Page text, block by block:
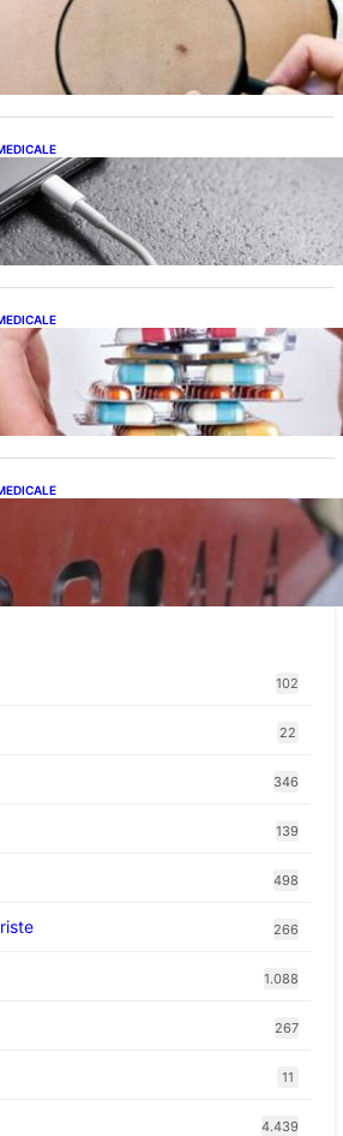
să Știm pentru a Ne Proteja
Telefonului Pe Timp de Noapte:
și Impact Asupra Bateriei
pentru Tulburări
Ce Înseamnă Suspendarea Colebil
pentru Pacienți
Educațională din Liceu: O
Fundamentală pentru Generațiile
102
22
346
139
498
266
1.088
267
11
4.439